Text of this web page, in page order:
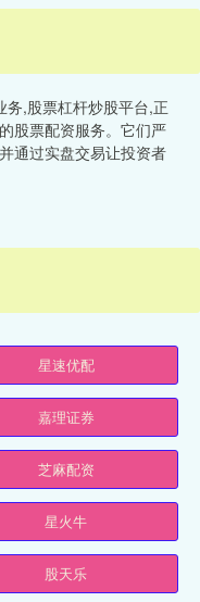
,股票杠杆炒股平台,正
股票配资服务。它们严
通过实盘交易让投资者
星速优配
嘉理证券
芝麻配资
星火牛
股天乐